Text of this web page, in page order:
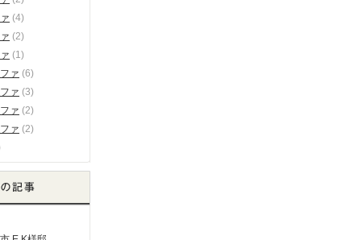
(4)
(2)
(1)
ァ (6)
ァ (3)
ァ (2)
ァ (2)